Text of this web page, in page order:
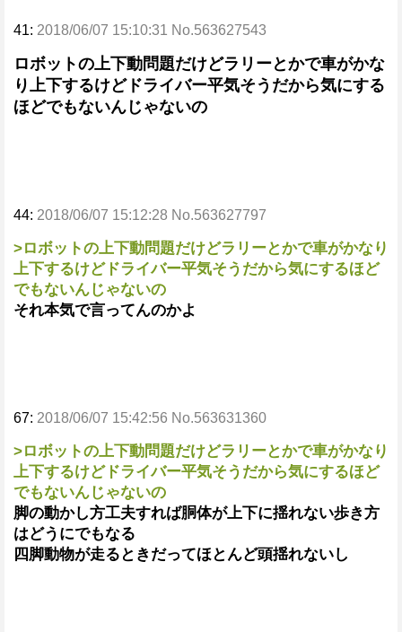
41: 2018/06/07 15:10:31 No.563627543
ロボットの上下動問題だけどラリーとかで車がかな
り上下するけどドライバー平気そうだから気にする
ほどでもないんじゃないの
44: 2018/06/07 15:12:28 No.563627797
>ロボットの上下動問題だけどラリーとかで車がかなり
上下するけどドライバー平気そうだから気にするほど
でもないんじゃないの
それ本気で言ってんのかよ
67: 2018/06/07 15:42:56 No.563631360
>ロボットの上下動問題だけどラリーとかで車がかなり
上下するけどドライバー平気そうだから気にするほど
でもないんじゃないの
脚の動かし方工夫すれば胴体が上下に揺れない歩き方
はどうにでもなる
四脚動物が走るときだってほとんど頭揺れないし